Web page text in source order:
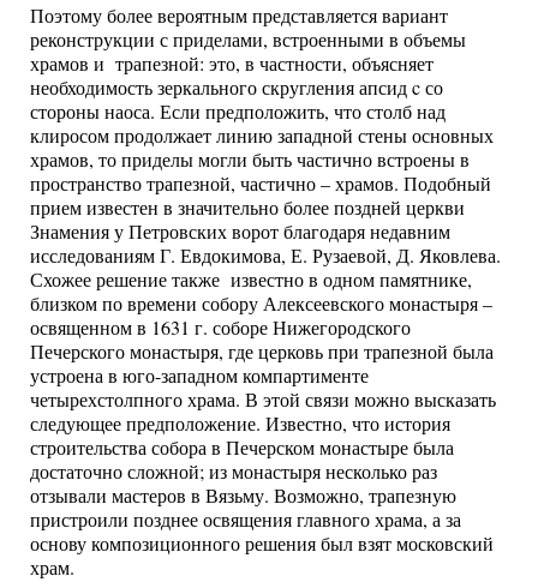
Поэтому более вероятным представляется вариант
реконструкции с приделами, встроенными в объемы
храмов и трапезной: это, в частности, объясняет
необходимость зеркального скругления апсид c со
стороны наоса. Если предположить, что столб над
клиросом продолжает линию западной стены основных
храмов, то приделы могли быть частично встроены в
пространство трапезной, частично – храмов. Подобный
прием известен в значительно более поздней церкви
Знамения у Петровских ворот благодаря недавним
исследованиям Г. Евдокимова, Е. Рузаевой, Д. Яковлева.
Схожее решение также известно в одном памятнике,
близком по времени собору Алексеевского монастыря –
освященном в 1631 г. соборе Нижегородского
Печерского монастыря, где церковь при трапезной была
устроена в юго-западном компартименте
четырехстолпного храма. В этой связи можно высказать
следующее предположение. Известно, что история
строительства собора в Печерском монастыре была
достаточно сложной; из монастыря несколько раз
отзывали мастеров в Вязьму. Возможно, трапезную
пристроили позднее освящения главного храма, а за
основу композиционного решения был взят московский
храм.